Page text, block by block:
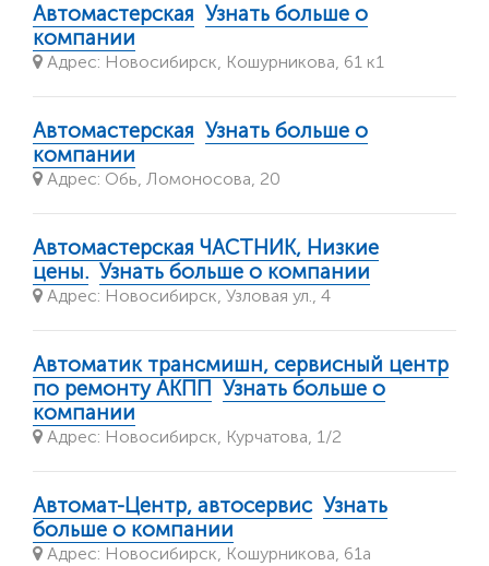
Автомастерская Узнать больше о
компании
Адрес: Новосибирск, Кошурникова, 61 к1
Автомастерская Узнать больше о
компании
Адрес: Обь, Ломоносова, 20
Автомастерская ЧАСТНИК, Низкие
цены. Узнать больше о компании
Адрес: Новосибирск, Узловая ул., 4
Автоматик трансмишн, сервисный центр
по ремонту АКПП Узнать больше о
компании
Адрес: Новосибирск, Курчатова, 1/2
Автомат-Центр, автосервис Узнать
больше о компании
Адрес: Новосибирск, Кошурникова, 61а